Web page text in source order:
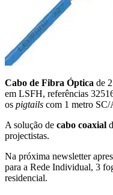
Cabo de Fibra Óptica de
em LSFH, referências
os pigtails com 1 metro
A solução de cabo coaxial
projectistas.
Na próxima newsletter
para a Rede Individual, 3
residencial.